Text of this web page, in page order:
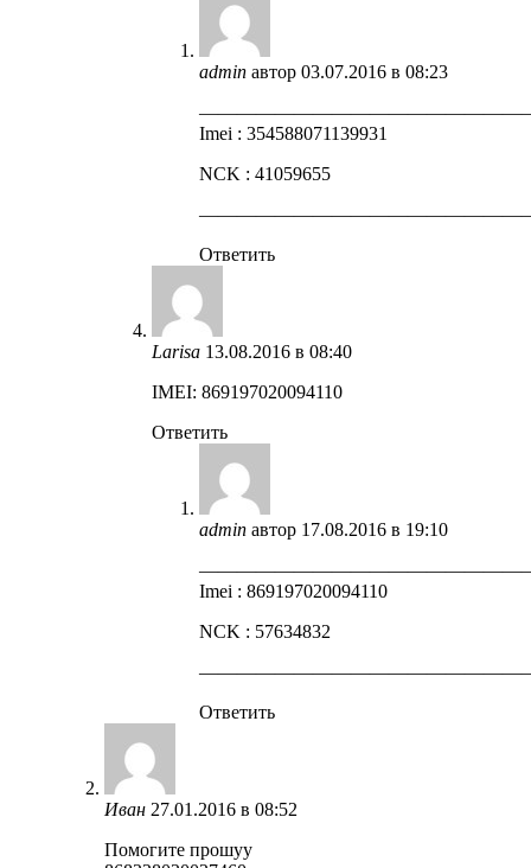
admin автор 03.07.2016 в 08:23
Imei : 354588071139931
NCK : 41059655
Ответить
Larisa 13.08.2016 в 08:40
IMEI: 869197020094110
Ответить
admin автор 17.08.2016 в 19:10
Imei : 869197020094110
NCK : 57634832
Ответить
Иван 27.01.2016 в 08:52
Помогите прошуу